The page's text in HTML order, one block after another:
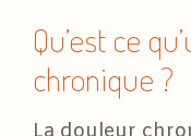
Qu’est ce
chronique ?